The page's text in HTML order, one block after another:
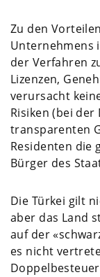
Zu den
Unternehmens
der Verfahren
Lizenzen,
verursacht
Risiken (bei
transparenten
Residenten die
Bürger des
Die Türkei gilt
aber das Land
auf der
es nicht